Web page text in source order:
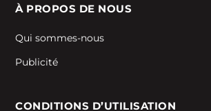
À PROPOS DE NOUS
Qui sommes-nous
Publicité
CONDITIONS D’UTILISATION